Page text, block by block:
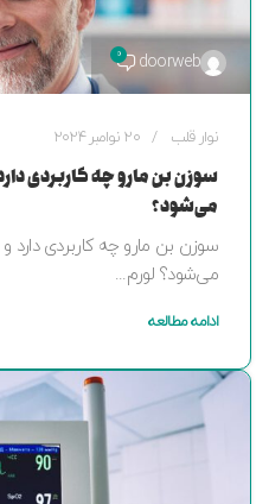
doorweb
0
نوار قلب 20 نوامبر 2024
سوزن بن مارو چه کاربردی
می‌شود؟
سوزن بن مارو چه کاربردی دارد و
می‌شود؟ لورم...
ادامه مطالعه